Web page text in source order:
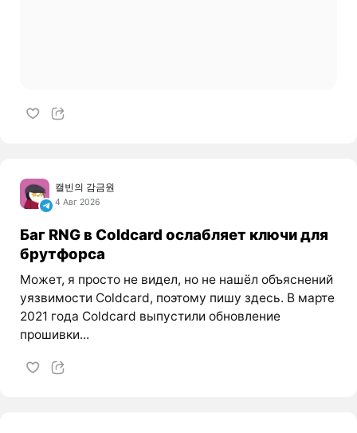
캘빈의 감금원
4 Авг 2026
Баг RNG в Coldcard ослабляет ключи для
брутфорса
Может, я просто не видел, но не нашёл объяснений
уязвимости Coldcard, поэтому пишу здесь. В марте
2021 года Coldcard выпустили обновление
прошивки...